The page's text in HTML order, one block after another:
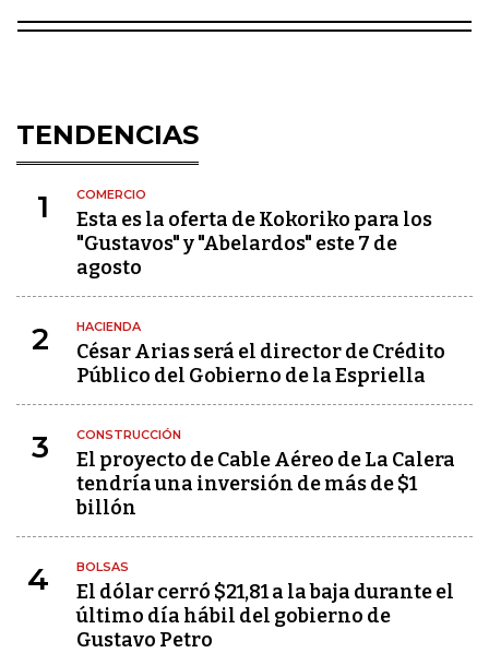
TENDENCIAS
1 COMERCIO
Esta es la oferta de Kokoriko para los
"Gustavos" y "Abelardos" este 7 de
agosto
2 HACIENDA
César Arias será el director de Crédito
Público del Gobierno de la Espriella
3 CONSTRUCCIÓN
El proyecto de Cable Aéreo de La Calera
tendría una inversión de más de $1
billón
4 BOLSAS
El dólar cerró $21,81 a la baja durante el
último día hábil del gobierno de
Gustavo Petro